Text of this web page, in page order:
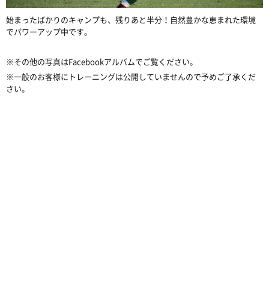
始まったばかりのキャンプも、残りあと半分！自然豊かな恵まれた環境
でパワーアップ中です。
※その他の写真はFacebookアルバムでご覧ください。
※一般のお客様にトレーニングは公開していませんので予めご了承くだ
さい。